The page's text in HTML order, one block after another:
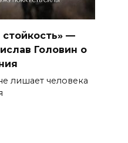
стойкость» —
Головин о
лишает человека